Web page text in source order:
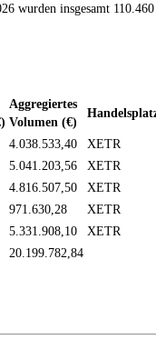
wurden insgesamt
Aggregiertes
Volumen (€)
4.038.533,40
XETR
5.041.203,56
XETR
4.816.507,50
XETR
971.630,28
XETR
5.331.908,10
XETR
20.199.782,84